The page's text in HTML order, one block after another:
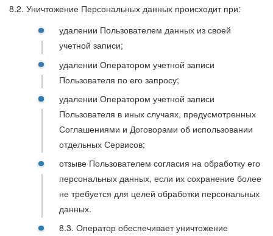
8.2. Уничтожение Персональных данных происходит при:
удалении Пользователем данных из своей
учетной записи;
удалении Оператором учетной записи
Пользователя по его запросу;
удалении Оператором учетной записи
Пользователя в иных случаях, предусмотренных
Соглашениями и Договорами об использовании
отдельных Сервисов;
отзыве Пользователем согласия на обработку его
персональных данных, если их сохранение более
не требуется для целей обработки персональных
данных.
8.3. Оператор обеспечивает уничтожение